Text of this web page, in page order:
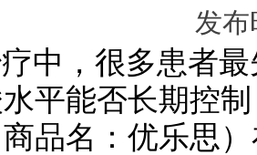
发布
中，很多患者
平能否长期控
品名：优乐思